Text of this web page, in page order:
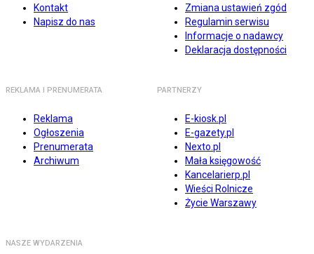
Kontakt
Napisz do nas
Zmiana ustawień zgód
Regulamin serwisu
Informacje o nadawcy
Deklaracja dostępności
REKLAMA I PRENUMERATA
Reklama
Ogłoszenia
Prenumerata
Archiwum
PARTNERZY
E-kiosk.pl
E-gazety.pl
Nexto.pl
Mała księgowość
Kancelarierp.pl
Wieści Rolnicze
Życie Warszawy
NASZE WYDARZENIA